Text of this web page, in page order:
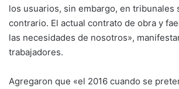
los usuarios, sin embargo, en tribunales
contrario. El actual contrato de obra y
las necesidades de nosotros»,
trabajadores.
Agregaron que «el 2016 cuando se